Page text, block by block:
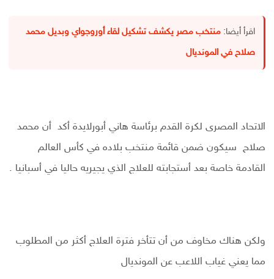
اقرأ أيضا: منتخب مصر يكشف تشكيل لقاء أوروجواي وبديل محمد
صلاح في المونديال
الاتحاد المصرى لكرة القدم برئاسة هاني أبورلايدة أكد أن محمد
صلاح سيكون ضمن قائمة منتخب بلاده في كأس العالم
القادمة خاصة بعد أستجابته للعلاج الذي يجيريه حاليا في أسبانيا .
ولكن هناك مخاوف من أن تتأخر فترة العلاج أكثر من المطلوب
مما يعني غياب اللاعب عن المونديال